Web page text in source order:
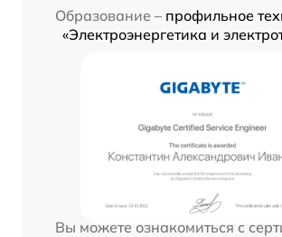
Образование – профильное
«Электроэнергетика и
Вы можете ознакомиться с